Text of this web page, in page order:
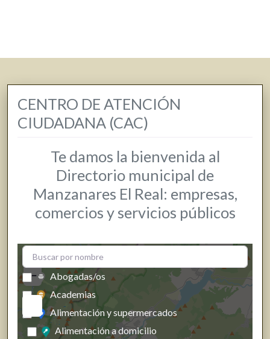
CENTRO DE ATENCIÓN
CIUDADANA (CAC)
Te damos la bienvenida al
Directorio municipal de
Manzanares El Real: empresas,
comercios y servicios públicos
+
−
Abogadas/os
Academias
Alimentación y supermercados
Alimentación a domicilio